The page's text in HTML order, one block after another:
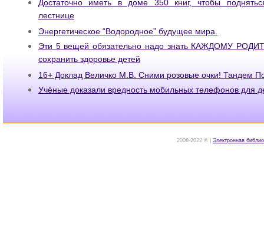
Достаточно иметь в доме 350 книг, чтобы
лестнице
Энергетическое “Водородное” будущее мира.
Эти 5 вещей обязательно надо знать КАЖДОМУ
сохранить здоровье детей
16+ Доклад Величко М.В. Сними розовые очки! Тандем
Учёные доказали вредность мобильных телефонов для
2008-2022 © | Электронная